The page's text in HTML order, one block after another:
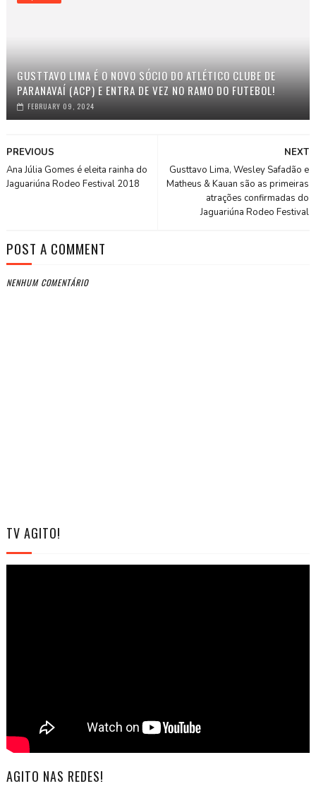
GUSTTAVO LIMA É O NOVO SÓCIO DO ATLÉTICO CLUBE DE
PARANAVAÍ (ACP) E ENTRA DE VEZ NO RAMO DO FUTEBOL!
FEBRUARY 09, 2024
NEXT
Gusttavo Lima, Wesley Safadão e
Matheus & Kauan são as primeiras
atrações confirmadas do
Jaguariúna Rodeo Festival
PREVIOUS
Ana Júlia Gomes é eleita rainha do
Jaguariúna Rodeo Festival 2018
POST A COMMENT
NENHUM COMENTÁRIO
TV AGITO!
AGITO NAS REDES!